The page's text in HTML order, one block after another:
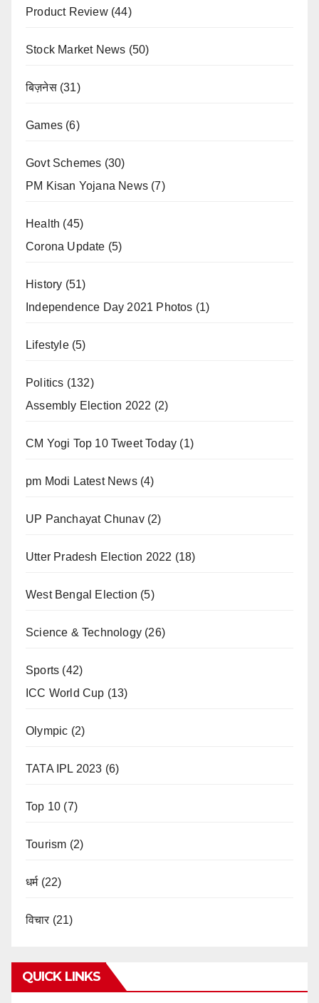
Product Review(44)
Stock Market News (50)
बिज़नेस(31)
Games (6)
Govt Schemes (30)
PM Kisan Yojana News (7)
Health (45)
Corona Update (5)
History (51)
Independence Day 2021 Photos (1)
Lifestyle(5)
Politics (132)
Assembly Election 2022 (2)
CM Yogi Top 10 Tweet Today (1)
pm Modi Latest News(4)
UP Panchayat Chunav(2)
Utter Pradesh Election 2022 (18)
West Bengal Election (5)
Science & Technology (26)
Sports (42)
ICC World Cup (13)
Olympic (2)
TATA IPL 2023 (6)
Top 10 (7)
Tourism (2)
धर्म(22)
विचार (21)
QUICK LINKS